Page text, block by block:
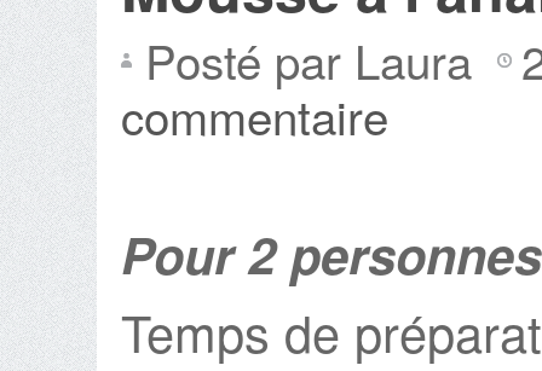
Posté par Laura
commentaire
Pour 2 personnes
Temps de